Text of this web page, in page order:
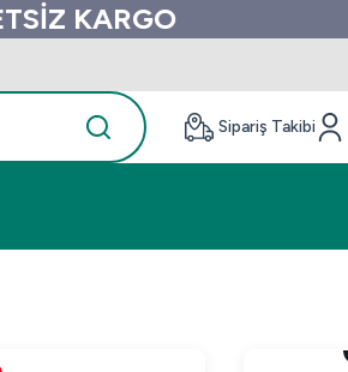
KARGO
Sipariş Takibi